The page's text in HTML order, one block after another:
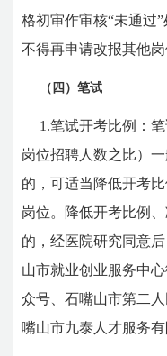
格初审作审核“未通过
不得再申请改报其他岗
（四）笔试
1.笔试开考比例：
岗位招聘人数之比）
的，可适当降低开考
岗位。降低开考比例
的，经医院研究同意
山市就业创业服务中
众号、石嘴山市第二
嘴山市九泰人才服务